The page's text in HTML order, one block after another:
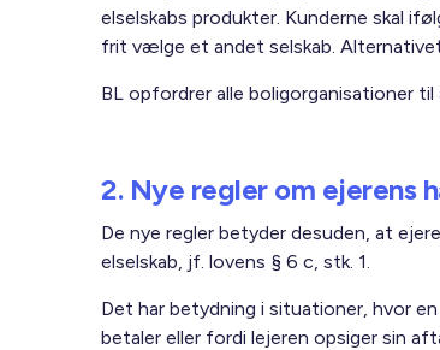
elselskabs produkter. Kunderne skal
frit vælge et andet selskab.
BL opfordrer alle boligorganisationer
2. Nye regler om ejerens
De nye regler betyder desuden, at
elselskab, jf. lovens § 6 c, stk. 1.
Det har betydning i situationer, hvor
betaler eller fordi lejeren opsiger sin